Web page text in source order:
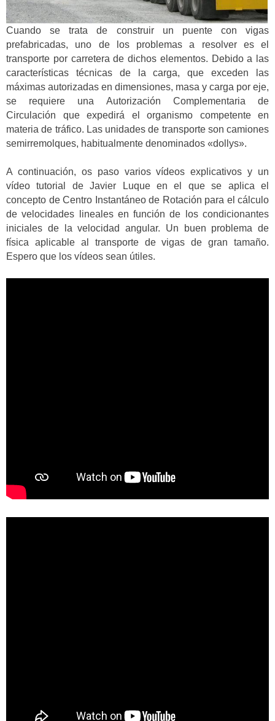
Cuando se trata de construir un puente con vigas
prefabricadas, uno de los problemas a resolver es el
transporte por carretera de dichos elementos. Debido a las
características técnicas de la carga, que exceden las
máximas autorizadas en dimensiones, masa y carga por eje,
se requiere una Autorización Complementaria de
Circulación que expedirá el organismo competente en
materia de tráfico. Las unidades de transporte son camiones
semirremolques, habitualmente denominados «dollys».
A continuación, os paso varios vídeos explicativos y un
vídeo tutorial de Javier Luque en el que se aplica el
concepto de Centro Instantáneo de Rotación para el cálculo
de velocidades lineales en función de los condicionantes
iniciales de la velocidad angular. Un buen problema de
física aplicable al transporte de vigas de gran tamaño.
Espero que los vídeos sean útiles.